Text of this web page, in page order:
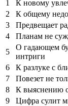
1
К новому
2
К общему
3
Предвещает
4
Планам не
5
О гадающем
интриги
6
К разлуке с
7
Повезет не
8
К выяснению
9
Цифра сулит